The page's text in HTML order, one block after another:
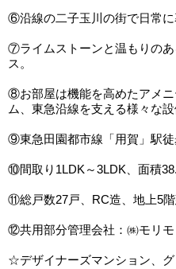
⑥沿線の二子玉川の街で日常
⑦ライムストーンと温もりの
ス。
⑧お部屋は機能を高めたアメ
ム、東急沿線を支える様々な設
⑨東急田園都市線「用賀」駅徒
⑩間取り1LDK～3LDK、面積
⑪総戸数27戸、RC造、地上5階
⑫共用部分管理会社：㈱モリモ
☆デザイナーズマンション、